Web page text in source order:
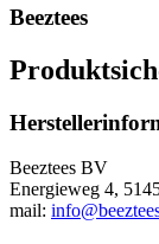
Beeztees
Beeztees BV
Energieweg 4,
mail: